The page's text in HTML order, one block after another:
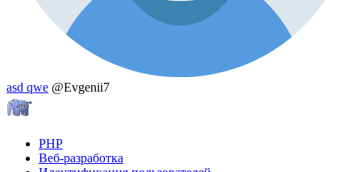
asd qwe @Evgenii7
PHP
Веб-разработка